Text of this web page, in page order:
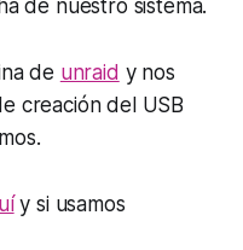
de nuestro sistema.
de unraid y nos
creación del USB
y si usamos